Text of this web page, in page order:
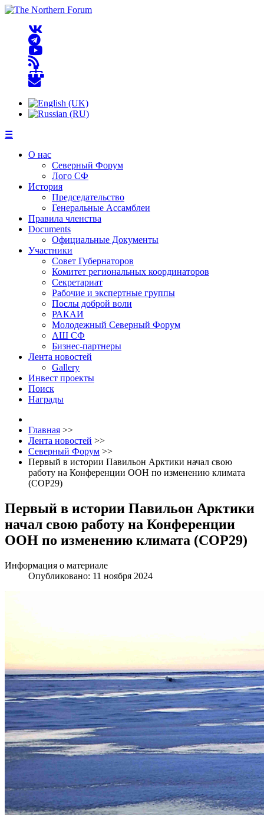
☰
О нас
Северный Форум
Лого СФ
История
Председательство
Генеральные Ассамблеи
Правила членства
Documents
Официальные Документы
Участники
Совет Губернаторов
Комитет региональных координаторов
Секретариат
Рабочие и экспертные группы
Послы доброй воли
РАКАИ
Молодежный Северный Форум
АШ СФ
Бизнес-партнеры
Лента новостей
Gallery
Инвест проекты
Поиск
Награды
Главная >>
Лента новостей >>
Северный Форум >>
Первый в истории Павильон Арктики начал свою
работу на Конференции ООН по изменению климата
(COP29)
Первый в истории Павильон Арктики
начал свою работу на Конференции
ООН по изменению климата (COP29)
Информация о материале
Опубликовано: 11 ноября 2024